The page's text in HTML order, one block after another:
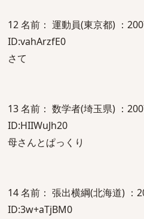
12 名前： 運動員(東京都) ：
ID:vahArzfE0
さて
13 名前： 数学者(埼玉県) ：
ID:HIIWuJh20
母さんとぱっくり
14 名前： 張出横綱(北海道) ：
ID:3w+aTjBM0